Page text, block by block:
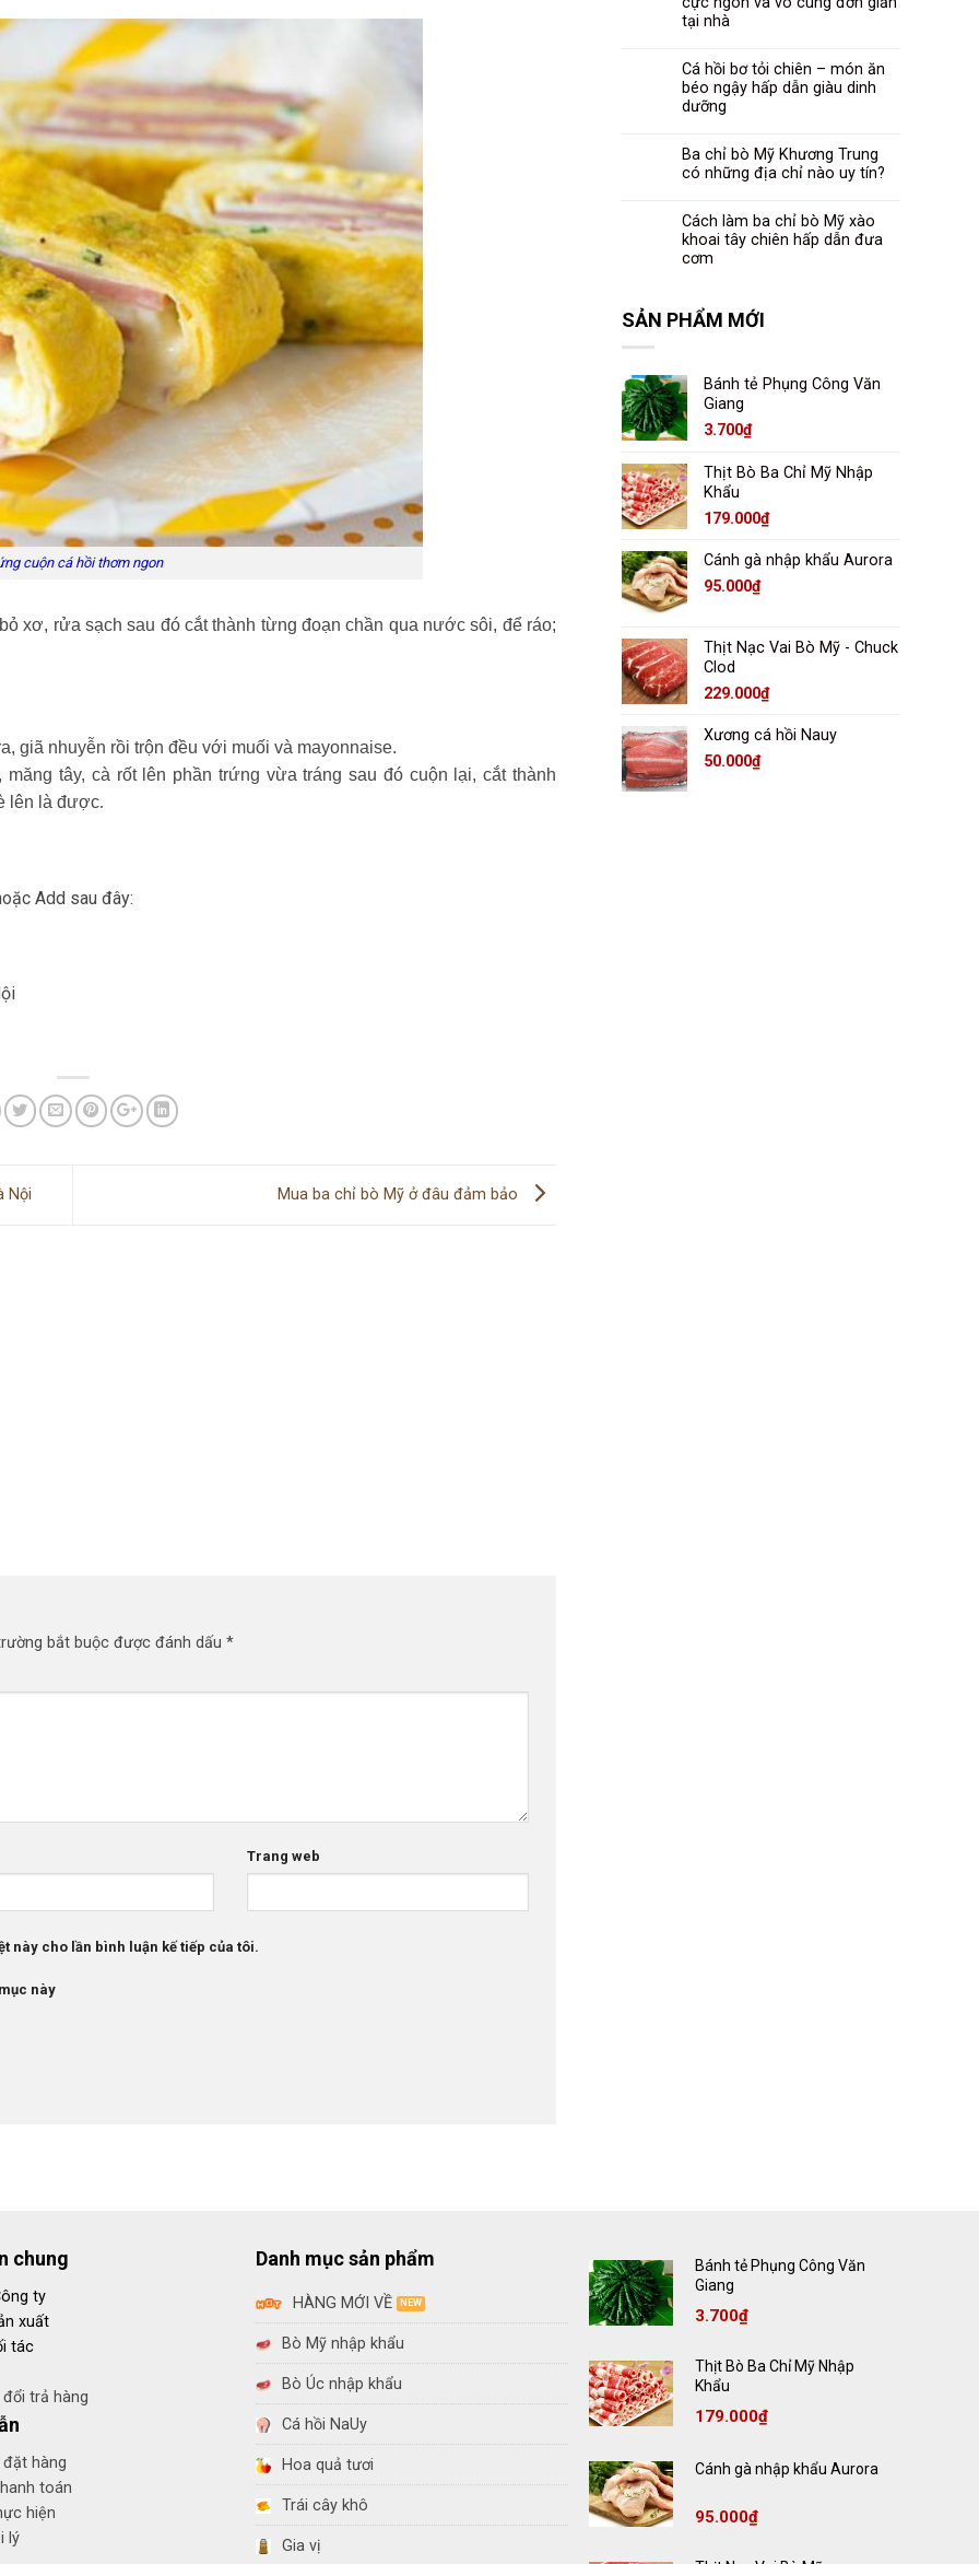
cuộn cá hồi thơm ngon
xơ, rửa sạch sau đó cắt thành từng đoạn chần qua nước sôi, để ráo;
giã nhuyễn rồi trộn đều với muối và mayonnaise.
tây, cà rốt lên phần trứng vừa tráng sau đó cuộn lại, cắt thành
lên là được.
Add sau đây:
Nội Mua ba chỉ bò Mỹ ở đâu đảm bảo
bắt buộc được đánh dấu *
Trang web
này cho lần bình luận kế tiếp của tôi.
này
tại nhà
Cá hồi bơ tỏi chiên – món ăn
béo ngậy hấp dẫn giàu dinh
dưỡng
Ba chỉ bò Mỹ Khương Trung
có những địa chỉ nào uy tín?
Cách làm ba chỉ bò Mỹ xào
khoai tây chiên hấp dẫn đưa
cơm
SẢN PHẨM MỚI
Bánh tẻ Phụng Công Văn
Giang
3.700₫
Thịt Bò Ba Chỉ Mỹ Nhập
Khẩu
179.000₫
Cánh gà nhập khẩu Aurora
95.000₫
Thịt Nạc Vai Bò Mỹ - Chuck
Clod
229.000₫
Xương cá hồi Nauy
50.000₫
chung
ty
xuất
tác
trả hàng
hàng
toán
hiện
lý
Danh mục sản phẩm
HÀNG MỚI VỀ
Bò Mỹ nhập khẩu
Bò Úc nhập khẩu
Cá hồi NaUy
Hoa quả tươi
Trái cây khô
Gia vị
Bánh tẻ Phụng Công Văn
Giang
3.700₫
Thịt Bò Ba Chỉ Mỹ Nhập
Khẩu
179.000₫
Cánh gà nhập khẩu Aurora
95.000₫